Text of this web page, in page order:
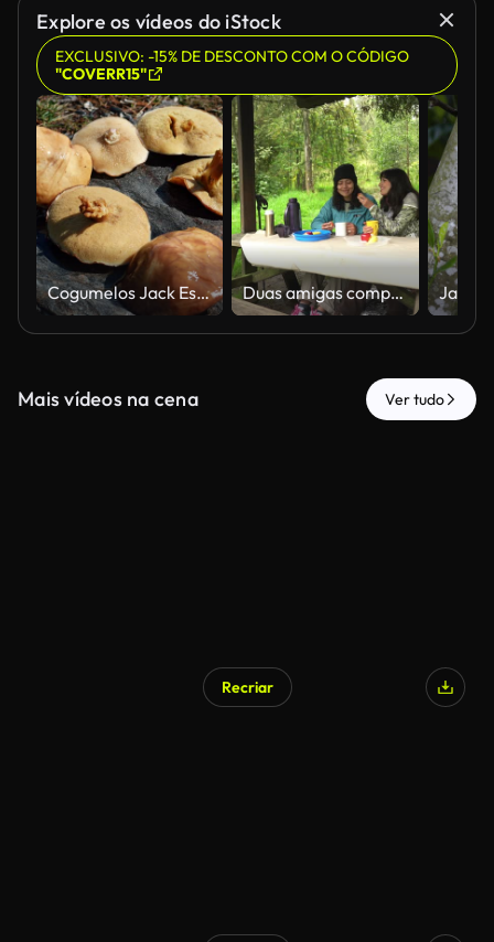
Explore os vídeos do iStock
EXCLUSIVO: -15% DE DESCONTO COM O CÓDIGO
"COVERR15"
Cogumelos Jack Escorregadios Repousando Na Pedra da Floresta Plano Estático na Mão Duas amigas compartilhando frutas em uma mesa de piquenique em uma floresta
Mais vídeos na cena Ver tudo
Recriar